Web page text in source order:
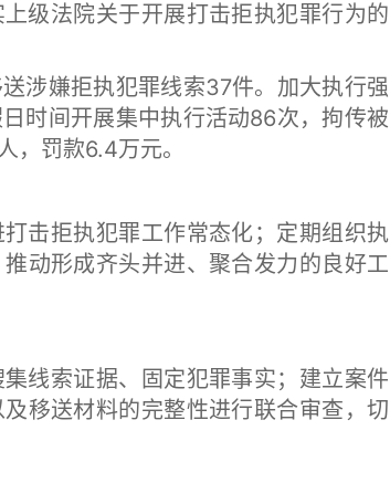
法院关于开展打击拒执犯罪行为的
嫌拒执犯罪线索37件。加大执行强
时间开展集中执行活动86次，拘传被
，罚款6.4万元。
拒执犯罪工作常态化；定期组织执
动形成齐头并进、聚合发力的良好工
索证据、固定犯罪事实；建立案件
移送材料的完整性进行联合审查，切